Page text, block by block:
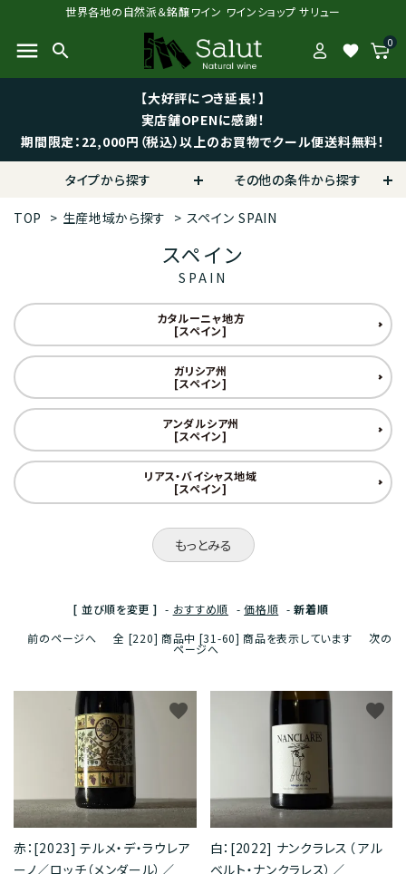
世界各地の自然派＆銘醸ワイン ワインショップ サリュー
menu search favorite 0
【大好評につき延長！】
実店舗OPENに感謝！
期間限定：22,000円（税込）以上のお買物でクール便送料無料！
タイプから探す その他の条件から探す
TOP > 生産地域から探す > スペイン SPAIN
スペイン
SPAIN
カタルーニャ地方
[スペイン]
ガリシア州
[スペイン]
アンダルシア州
[スペイン]
リアス・バイシャス地域
[スペイン]
もっとみる
[ 並び順を変更 ] - おすすめ順 -価格順 -新着順
前のページへ
全 [220] 商品中 [31-60] 商品を表示しています 次の
ページへ
赤：[2023] テルメ・デ・ラウレア
ーノ／ロッチ（メンダール）／
favorite
白：[2022] ナンクラレス（ アル
ベルト・ナンクラレス）／
favorite